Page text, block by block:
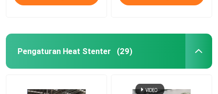
Pengaturan Heat Stenter (29)